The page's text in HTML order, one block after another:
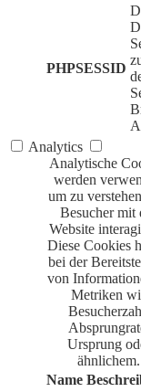
PHPSESSID
Analytics
Analytische
werden
um zu
Besucher mit
Website
Diese Cookies
bei der
von
Metriken
Ursprung
ähnlichem.
Name